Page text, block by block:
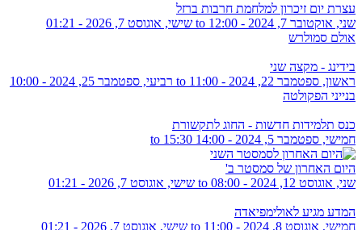
עצרת יום זיכרון למלחמת חרבות ברזל
שני, אוקטובר 7, 2024 - 12:00
שישי, אוגוסט 7, 2026 - 01:21
אולם סמולרש
בידינג - מקצה שני
ראשון, ספטמבר 22, 2024 - 11:00
רביעי, ספטמבר 25, 2024 - 10:00
בנייני הפקולטה
כנס תלמידות חדשות - החוג לתקשורת
חמישי, ספטמבר 5, 2024 -
14:00
15:30
היום האחרון של סמסטר ב'
שני, אוגוסט 12, 2024 - 08:00
שישי, אוגוסט 7, 2026 - 01:21
המדע מגיע לאולימפיאדה
חמישי, אוגוסט 8, 2024 - 11:00
שישי, אוגוסט 7, 2026 - 01:21